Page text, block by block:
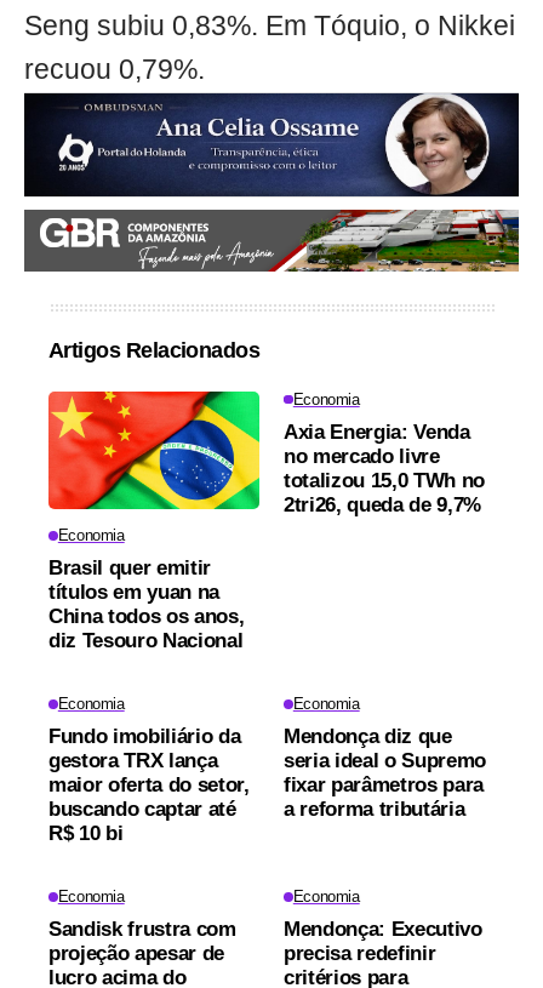
Seng subiu 0,83%. Em Tóquio, o Nikkei
recuou 0,79%.
Artigos Relacionados
Economia
Brasil quer emitir
títulos em yuan na
China todos os anos,
diz Tesouro Nacional
Economia
Axia Energia: Venda
no mercado livre
totalizou 15,0 TWh no
2tri26, queda de 9,7%
Economia
Fundo imobiliário da
gestora TRX lança
maior oferta do setor,
buscando captar até
R$ 10 bi
Economia
Mendonça diz que
seria ideal o Supremo
fixar parâmetros para
a reforma tributária
Economia
Sandisk frustra com
projeção apesar de
lucro acima do
Economia
Mendonça: Executivo
precisa redefinir
critérios para